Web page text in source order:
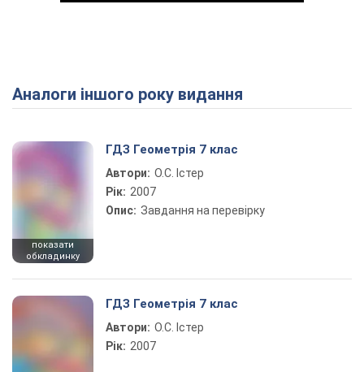
Play Video
Аналоги іншого року видання
показати
обкладинку
ГДЗ Геометрія 7 клас
Автори: О.С. Істер
Рік: 2007
Опис: Завдання на перевірку
ГДЗ Геометрія 7 клас
Автори: О.С. Істер
Рік: 2007